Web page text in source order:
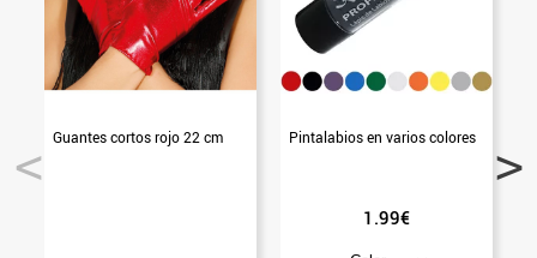
Guantes cortos rojo 22 cm Pintalabios en varios colores
1.99€